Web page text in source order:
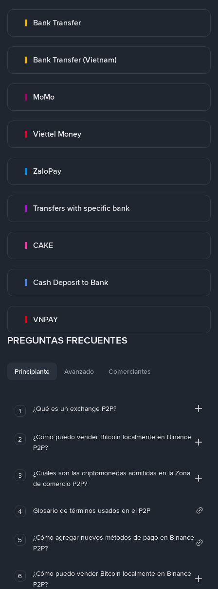
Bank Transfer
Bank Transfer (Vietnam)
MoMo
Viettel Money
ZaloPay
Transfers with specific bank
CAKE
Cash Deposit to Bank
VNPAY
PREGUNTAS FRECUENTES
Principiante Avanzado Comerciantes
1 ¿Qué es un exchange P2P?
2
¿Cómo puedo vender Bitcoin localmente en Binance
P2P?
3
¿Cuáles son las criptomonedas admitidas en la Zona
de comercio P2P?
4 Glosario de términos usados en el P2P
5
¿Cómo agregar nuevos métodos de pago en Binance
P2P?
6
¿Cómo puedo vender Bitcoin localmente en Binance
P2P?